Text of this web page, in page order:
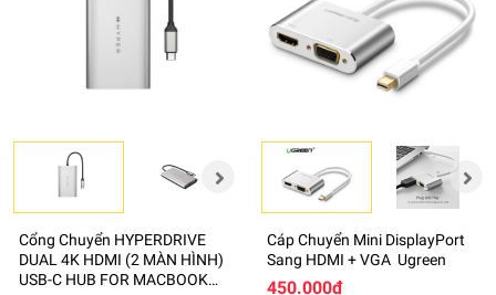
Cổng Chuyển HYPERDRIVE
DUAL 4K HDMI (2 MÀN HÌNH)
USB-C HUB FOR MACBOOK
Cáp Chuyển Mini DisplayPort
Sang HDMI + VGA Ugreen
450.000₫